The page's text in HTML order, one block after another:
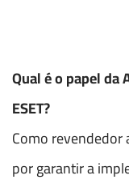
Qual é o papel da
ESET?
Como revendedor
por garantir a